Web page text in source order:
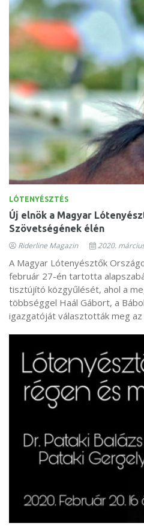
LÓTENYÉSZTÉS
Új elnök a Magyar
Szövetségének élén
Riderline Magazin 2020.
A Magyar Lótenyésztők
február 27-én tartotta
tisztújító közgyűlését, ahol a
többséggel Haál Gábort, a
igazgatóját választották meg